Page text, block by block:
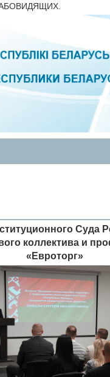
коллектива и
«Евроторг»